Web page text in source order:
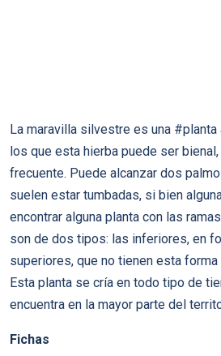
La maravilla silvestre es una #planta
los que esta hierba puede ser
frecuente. Puede alcanzar dos
suelen estar tumbadas, si bien
encontrar alguna planta con las
son de dos tipos: las inferiores, en
superiores, que no tienen esta
Esta planta se cría en todo tipo de
encuentra en la mayor parte del
Fichas